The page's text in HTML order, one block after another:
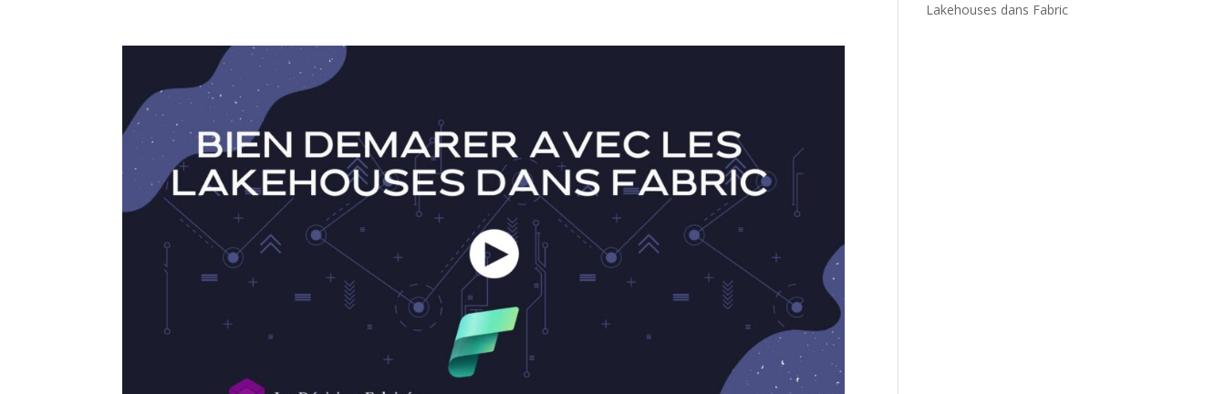
Lakehouses dans Fabric